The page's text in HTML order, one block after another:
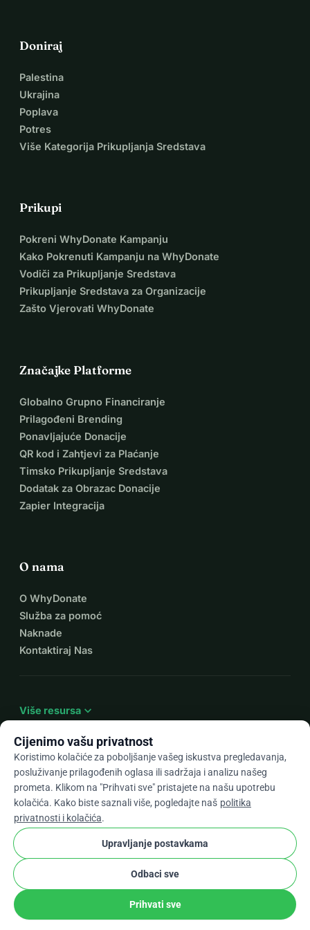
Doniraj
Palestina
Ukrajina
Poplava
Potres
Više Kategorija Prikupljanja Sredstava
Prikupi
Pokreni WhyDonate Kampanju
Kako Pokrenuti Kampanju na WhyDonate
Vodiči za Prikupljanje Sredstava
Prikupljanje Sredstava za Organizacije
Zašto Vjerovati WhyDonate
Značajke Platforme
Globalno Grupno Financiranje
Prilagođeni Brending
Ponavljajuće Donacije
QR kod i Zahtjevi za Plaćanje
Timsko Prikupljanje Sredstava
Dodatak za Obrazac Donacije
Zapier Integracija
O nama
O WhyDonate
Služba za pomoć
Naknade
Kontaktiraj Nas
Više resursa expand_more
Hr arrow_drop_down
★★★★★4,9 / 5 na temelju 500+ recenzija
WhyDonatePrivatnost i kolačići
Uvjeti i odredbe
stripe checkProvjereni Partner
Cijenimo vašu privatnost
Koristimo kolačiće za poboljšanje vašeg iskustva pregledavanja,
posluživanje prilagođenih oglasa ili sadržaja i analizu našeg
prometa. Klikom na "Prihvati sve" pristajete na našu upotrebu
kolačića. Kako biste saznali više, pogledajte naš politika
privatnosti i kolačića.
Upravljanje postavkama
Odbaci sve
Prihvati sve